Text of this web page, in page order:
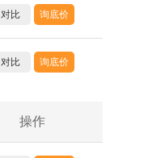
对比 询底价
对比 询底价
操作